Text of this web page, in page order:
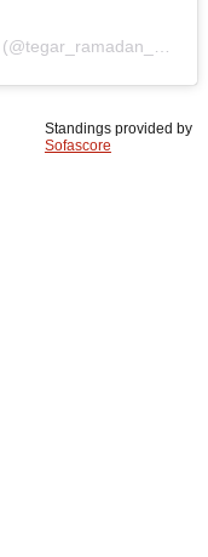
Standings provided by
Sofascore